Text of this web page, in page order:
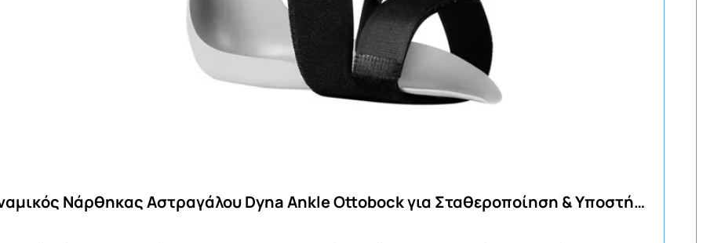
Δυναμικός Νάρθηκας Αστραγάλου Dyna Ankle Ottobock για Σταθεροποίηση & Υποστήριξη